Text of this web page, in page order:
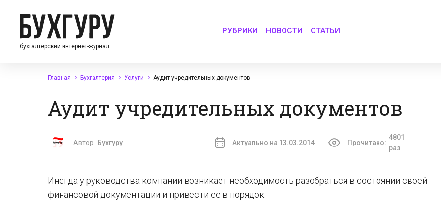
бухгалтерский интернет-журнал
РУБРИКИ НОВОСТИ СТАТЬИ
Главная Бухгалтерия Услуги Аудит учредительных документов
Аудит учредительных документов
Автор: Бухгуру Актуально на 13.03.2014 Прочитано:
4801
раз
Иногда у руководства компании возникает необходимость разобраться в состоянии своей
финансовой документации и привести ее в порядок.